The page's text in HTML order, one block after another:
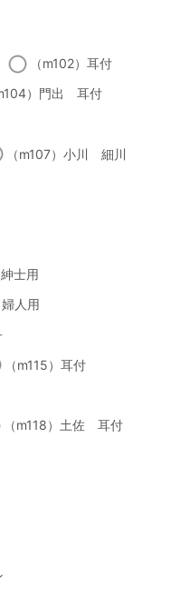
（m102）耳付
）門出 耳付
（m107）小川 細川
士用
人用
（m115）耳付
（m118）土佐 耳付